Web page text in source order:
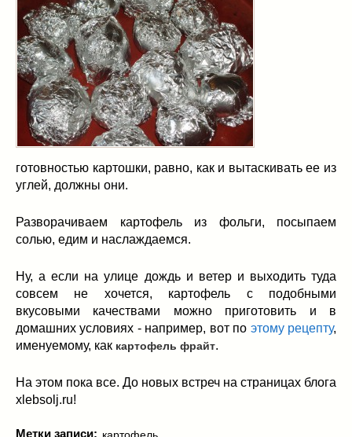
готовностью картошки, равно, как и вытаскивать ее из
углей, должны они.
Разворачиваем картофель из фольги, посыпаем
солью, едим и наслаждаемся.
Ну, а если на улице дождь и ветер и выходить туда
совсем не хочется, картофель с подобными
вкусовыми качествами можно приготовить и в
домашних условиях - например, вот по этому рецепту,
именуемому, как картофель фрайт.
На этом пока все. До новых встреч на страницах блога
xlebsolj.ru!
Метки записи: